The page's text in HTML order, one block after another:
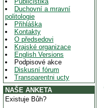
Duchovní a mravní
politologie
Přihláška
Kontakty
O předsedovi
Krajské organizace
English Versions
Podpisové akce
Diskusní fórum
Transparentni ucty
NAŠE ANKETA
Existuje Bůh?